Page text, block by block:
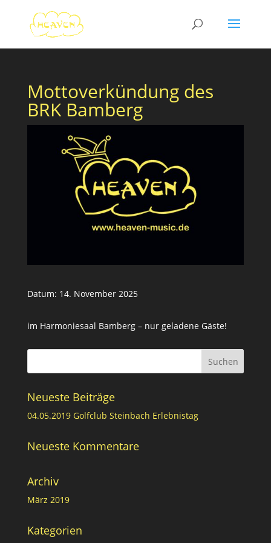
Mottoverkündung des
BRK Bamberg
Datum: 14. November 2025
im Harmoniesaal Bamberg – nur geladene Gäste!
Neueste Beiträge
04.05.2019 Golfclub Steinbach Erlebnistag
Neueste Kommentare
Archiv
März 2019
Kategorien